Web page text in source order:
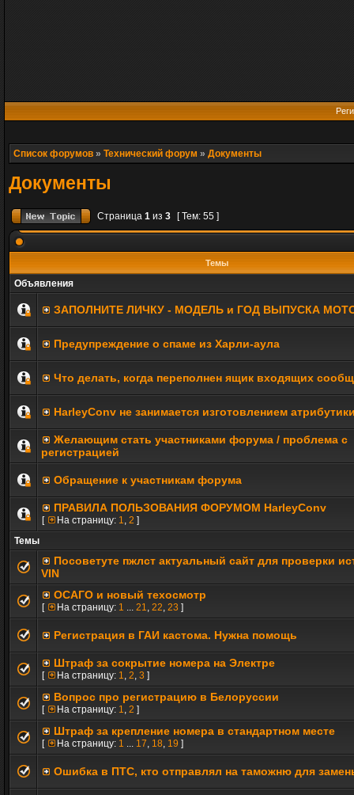
Список форумов » Технический форум » Документы
Документы
Страница 1 из 3 [ Тем: 55 ]
Темы
Объявления
ЗАПОЛНИТE ЛИЧКУ - МОДЕЛЬ и ГОД ВЫПУСКА
Предупреждение о спаме из Харли-аула
Что делать, когда переполнен ящик входящих
HarleyConv не занимается изготовлением
Желающим стать участниками форума / проблема с
регистрацией
Обращение к участникам форума
ПРАВИЛА ПОЛЬЗОВАНИЯ ФОРУМОМ HarleyConv
[ На страницу: 1, 2 ]
Темы
Посоветуте пжлст актуальный сайт для проверки
VIN
ОСАГО и новый техосмотр
[ На страницу: 1 ... 21, 22, 23 ]
Регистрация в ГАИ кастома. Нужна помощь
Штраф за сокрытие номера на Электре
[ На страницу: 1, 2, 3 ]
Вопрос про регистрацию в Белоруссии
[ На страницу: 1, 2 ]
Штраф за крепление номера в стандартном месте
[ На страницу: 1 ... 17, 18, 19 ]
Ошибка в ПТС, кто отправлял на таможню для